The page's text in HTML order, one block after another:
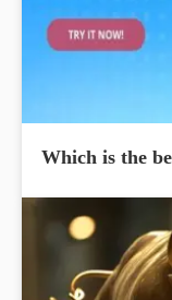
Which is the